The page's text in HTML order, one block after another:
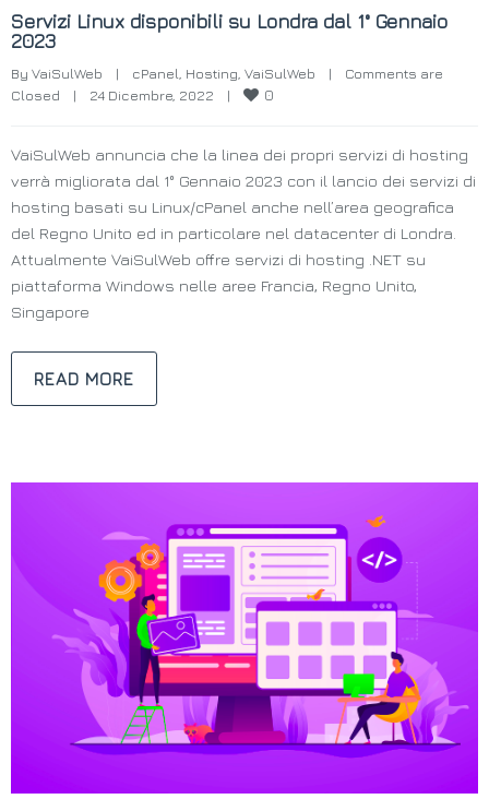
Servizi Linux disponibili su Londra dal 1° Gennaio
2023
By VaiSulWeb | cPanel Hosting VaiSulWeb |
Comments are
Closed
| 24 Dicembre, 2022 | 0
VaiSulWeb annuncia che la linea dei propri servizi di hosting
verrà migliorata dal 1° Gennaio 2023 con il lancio dei servizi di
hosting basati su Linux/cPanel anche nell’area geografica
del Regno Unito ed in particolare nel datacenter di Londra.
Attualmente VaiSulWeb offre servizi di hosting .NET su
piattaforma Windows nelle aree Francia, Regno Unito,
Singapore
READ MORE